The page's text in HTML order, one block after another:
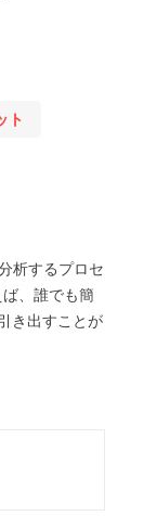
ト
析するプロセ
、誰でも簡
き出すことが